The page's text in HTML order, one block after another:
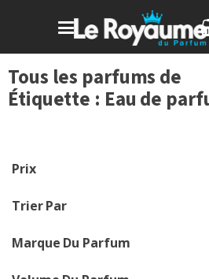
Tous les parfums de
Étiquette : Eau de
Prix
Trier Par
Marque Du Parfum